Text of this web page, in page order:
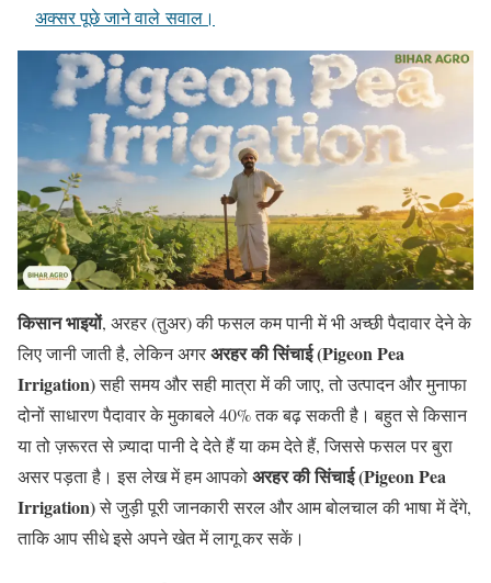
अक्सर पूछे जाने वाले सवाल।
किसान भाइयों, अरहर (तुअर) की फसल कम पानी में भी अच्छी पैदावार देने के
लिए जानी जाती है, लेकिन अगरअरहर की सिंचाई (Pigeon Pea
Irrigation)सही समय और सही मात्रा में की जाए, तो उत्पादन और मुनाफा
दोनों साधारण पैदावार के मुकाबले 40% तक बढ़ सकती है। बहुत से किसान
या तो ज़रूरत से ज़्यादा पानी दे देते हैं या कम देते हैं, जिससे फसल पर बुरा
असर पड़ता है। इस लेख में हम आपकोअरहर की सिंचाई(Pigeon Pea
Irrigation)से जुड़ी पूरी जानकारी सरल और आम बोलचाल की भाषा में देंगे,
ताकि आप सीधे इसे अपने खेत में लागू कर सकें।